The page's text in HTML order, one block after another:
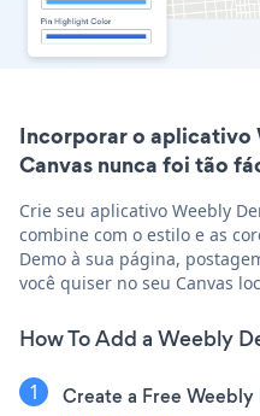
Incorporar o aplicativo
Canvas nunca foi tão
Crie seu aplicativo Weebly
combine com o estilo e as
Demo à sua página,
você quiser no seu Canvas
How To Add a Weebly
Create a Free